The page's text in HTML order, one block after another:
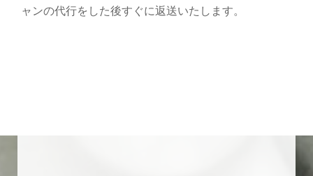
ャンの代行をした後すぐに返送いたします。